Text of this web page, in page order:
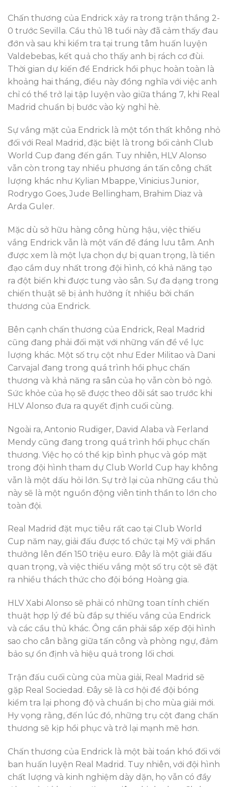
Chấn thương của Endrick xảy ra trong trận thắng 2-
0 trước Sevilla. Cầu thủ 18 tuổi này đã cảm thấy đau
đớn và sau khi kiểm tra tại trung tâm huấn luyện
Valdebebas, kết quả cho thấy anh bị rách cơ đùi.
Thời gian dự kiến để Endrick hồi phục hoàn toàn là
khoảng hai tháng, điều này đồng nghĩa với việc anh
chỉ có thể trở lại tập luyện vào giữa tháng 7, khi Real
Madrid chuẩn bị bước vào kỳ nghỉ hè.
Sự vắng mặt của Endrick là một tổn thất không nhỏ
đối với Real Madrid, đặc biệt là trong bối cảnh Club
World Cup đang đến gần. Tuy nhiên, HLV Alonso
vẫn còn trong tay nhiều phương án tấn công chất
lượng khác như Kylian Mbappe, Vinicius Junior,
Rodrygo Goes, Jude Bellingham, Brahim Diaz và
Arda Guler.
Mặc dù sở hữu hàng công hùng hậu, việc thiếu
vắng Endrick vẫn là một vấn đề đáng lưu tâm. Anh
được xem là một lựa chọn dự bị quan trọng, là tiền
đạo cắm duy nhất trong đội hình, có khả năng tạo
ra đột biến khi được tung vào sân. Sự đa dạng trong
chiến thuật sẽ bị ảnh hưởng ít nhiều bởi chấn
thương của Endrick.
Bên cạnh chấn thương của Endrick, Real Madrid
cũng đang phải đối mặt với những vấn đề về lực
lượng khác. Một số trụ cột như Eder Militao và Dani
Carvajal đang trong quá trình hồi phục chấn
thương và khả năng ra sân của họ vẫn còn bỏ ngỏ.
Sức khỏe của họ sẽ được theo dõi sát sao trước khi
HLV Alonso đưa ra quyết định cuối cùng.
Ngoài ra, Antonio Rudiger, David Alaba và Ferland
Mendy cũng đang trong quá trình hồi phục chấn
thương. Việc họ có thể kịp bình phục và góp mặt
trong đội hình tham dự Club World Cup hay không
vẫn là một dấu hỏi lớn. Sự trở lại của những cầu thủ
này sẽ là một nguồn động viên tinh thần to lớn cho
toàn đội.
Real Madrid đặt mục tiêu rất cao tại Club World
Cup năm nay, giải đấu được tổ chức tại Mỹ với phần
thưởng lên đến 150 triệu euro. Đây là một giải đấu
quan trọng, và việc thiếu vắng một số trụ cột sẽ đặt
ra nhiều thách thức cho đội bóng Hoàng gia.
HLV Xabi Alonso sẽ phải có những toan tính chiến
thuật hợp lý để bù đắp sự thiếu vắng của Endrick
và các cầu thủ khác. Ông cần phải sắp xếp đội hình
sao cho cân bằng giữa tấn công và phòng ngự, đảm
bảo sự ổn định và hiệu quả trong lối chơi.
Trận đấu cuối cùng của mùa giải, Real Madrid sẽ
gặp Real Sociedad. Đây sẽ là cơ hội để đội bóng
kiểm tra lại phong độ và chuẩn bị cho mùa giải mới.
Hy vọng rằng, đến lúc đó, những trụ cột đang chấn
thương sẽ kịp hồi phục và trở lại mạnh mẽ hơn.
Chấn thương của Endrick là một bài toán khó đối với
ban huấn luyện Real Madrid. Tuy nhiên, với đội hình
chất lượng và kinh nghiệm dày dặn, họ vẫn có đầy